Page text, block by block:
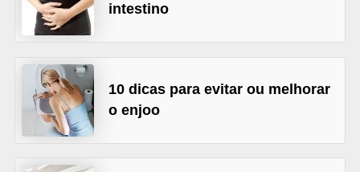
intestino
10 dicas para evitar ou melhorar
o enjoo
o
S
a
u
d
á